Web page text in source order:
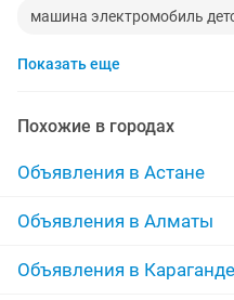
машина электромобиль
машина электромобиль
электроплита б у
электро мото
Показать еще
Похожие в городах
Объявления в Астане
Объявления в Алматы
Объявления в Караганде